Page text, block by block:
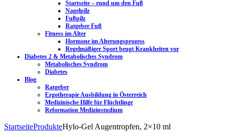
Startseite – rund um den Fuß
Nagelpilz
Fußpilz
Ratgeber Fuß
Fitness im Alter
Hormone im Alterungsprozess
Regelmäßiger Sport beugt Krankheiten vor
Diabetes 2 & Metabolisches Syndrom
Metabolisches Syndrom
Diabetes
Blog
Ratgeber
Ergotherapie Ausbildung in Österreich
Medizinische Hilfe für Flüchtlinge
Reformation Medizinstudium
StartseiteProdukteHylo-Gel Augentropfen, 2×10 ml